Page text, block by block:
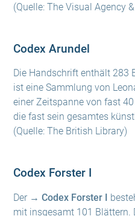
(Quelle: The Visual Agency
Codex Arundel
Die Handschrift enthält 283
ist eine Sammlung von
einer Zeitspanne von fast
die fast sein gesamtes
(Quelle: The British Library)
Codex Forster I
Der → Codex Forster I
mit insgesamt 101 Blättern.